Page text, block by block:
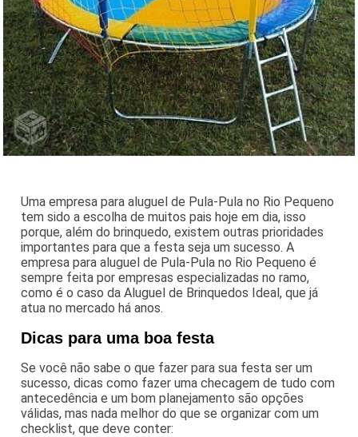
Uma empresa para aluguel de Pula-Pula no Rio Pequeno
tem sido a escolha de muitos pais hoje em dia, isso
porque, além do brinquedo, existem outras prioridades
importantes para que a festa seja um sucesso. A
empresa para aluguel de Pula-Pula no Rio Pequeno é
sempre feita por empresas especializadas no ramo,
como é o caso da Aluguel de Brinquedos Ideal, que já
atua no mercado há anos.
Dicas para uma boa festa
Se você não sabe o que fazer para sua festa ser um
sucesso, dicas como fazer uma checagem de tudo com
antecedência e um bom planejamento são opções
válidas, mas nada melhor do que se organizar com um
checklist, que deve conter: